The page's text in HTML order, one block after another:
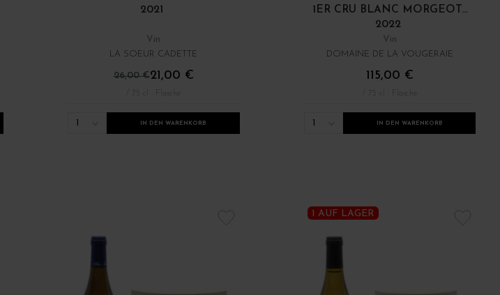
2021
Vin
LA SOEUR CADETTE
26,00 €21,00 €
/ 75 cl : Flasche
1 IN DEN WARENKORB
1ER CRU BLANC MORGEOT...
2022
Vin
DOMAINE DE LA VOUGERAIE
115,00 €
/ 75 cl : Flasche
1 IN DEN WARENKORB
1 AUF LAGER